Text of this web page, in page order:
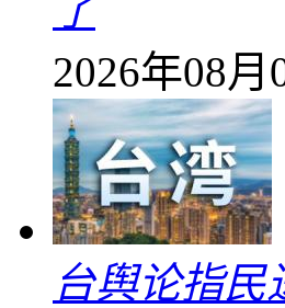
了
2026年08月
台舆论指